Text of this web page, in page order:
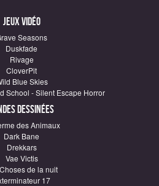
Jeux vidéo
Seasons
Duskfade
Rivage
CloverPit
Blue Skies
School - Silent Escape Horror
dessinées
des Animaux
Dark Bane
Drekkars
Vae Victis
de la nuit
17